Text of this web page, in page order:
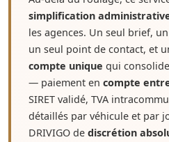
simplification
les agences. Un seul brief,
un seul point de contact, et
compte unique qui
— paiement en compte
SIRET validé, TVA
détaillés par véhicule et par
DRIVIGO de discrétion